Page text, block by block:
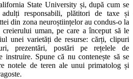
State University și, după cum se
adulți responsabili, plătitori de taxe și
din zona neuroștiințelor au condus-o la
creierului uman, pe care a început să le
unei varietăți de resurse: cărți, clipuri
prezentări, postări pe rețelele de
instruire. Spune că nu contenește să se
notele de teren ale unui primatolog și